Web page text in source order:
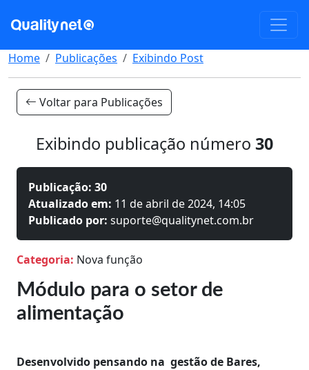
Home Publicações Exibindo Post
Voltar para Publicações
Exibindo publicação número 30
Publicação: 30
Atualizado em: 11 de abril de 2024, 14:05
Publicado por: suporte@qualitynet.com.br
Categoria: Nova função
Módulo para o setor de
alimentação
Desenvolvido pensando na gestão de Bares,